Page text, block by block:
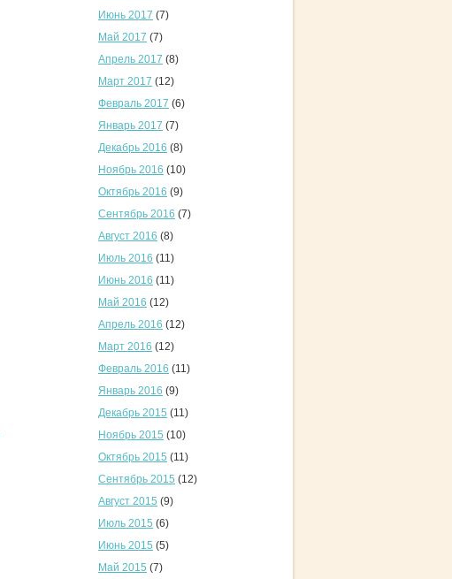
Июнь 2017 (7)
Май 2017 (7)
Апрель 2017 (8)
Март 2017 (12)
Февраль 2017 (6)
Январь 2017 (7)
Декабрь 2016 (8)
Ноябрь 2016 (10)
Октябрь 2016 (9)
Сентябрь 2016 (7)
Август 2016 (8)
Июль 2016 (11)
Июнь 2016 (11)
Май 2016 (12)
Апрель 2016 (12)
Март 2016 (12)
Февраль 2016 (11)
Январь 2016 (9)
Декабрь 2015 (11)
Ноябрь 2015 (10)
Октябрь 2015 (11)
Сентябрь 2015 (12)
Август 2015 (9)
Июль 2015 (6)
Июнь 2015 (5)
Май 2015 (7)